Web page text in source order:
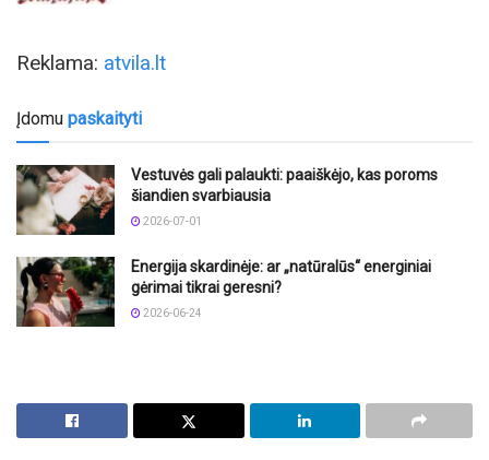
Reklama: atvila.lt
Įdomu paskaityti
Vestuvės gali palaukti: paaiškėjo, kas poroms
šiandien svarbiausia
2026-07-01
Energija skardinėje: ar „natūralūs“ energiniai
gėrimai tikrai geresni?
2026-06-24